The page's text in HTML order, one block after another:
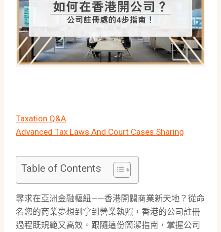
Taxation Q&A
Advanced Tax Laws And Court Cases Sharing
Table of Contents
尋求在亞洲金融樞紐——香港開闢商業新天地？從命
名您的商業夢想到拿到營業執照，香港的公司註冊
過程既規範又高效。跟隨這份簡潔指南，掌握公司